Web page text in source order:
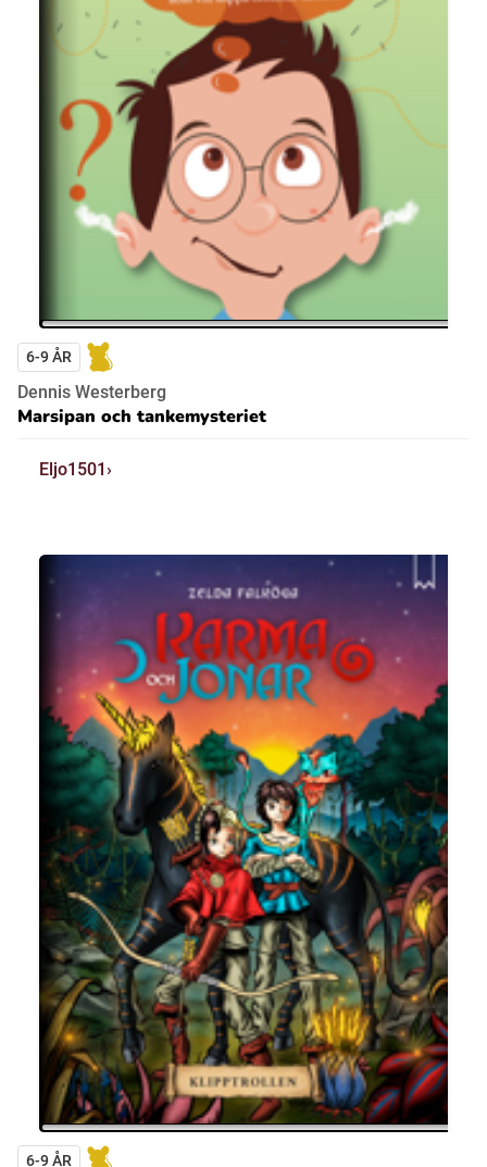
6-9 ÅR
Dennis Westerberg
Marsipan och tankemysteriet
Eljo1501
6-9 ÅR